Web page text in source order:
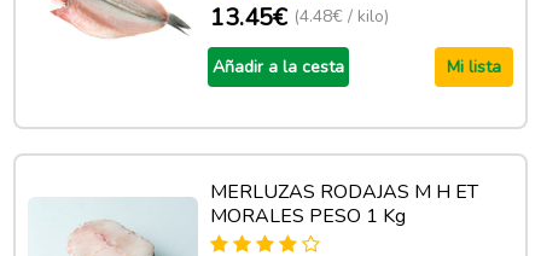
13.45€ (4.48€ / kilo)
Añadir a la cesta Mi lista
MERLUZAS RODAJAS M H ET
MORALES PESO 1 Kg